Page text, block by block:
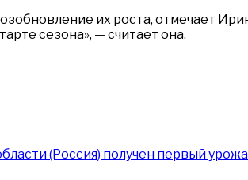
их роста, отмечает
сезона», — считает она.